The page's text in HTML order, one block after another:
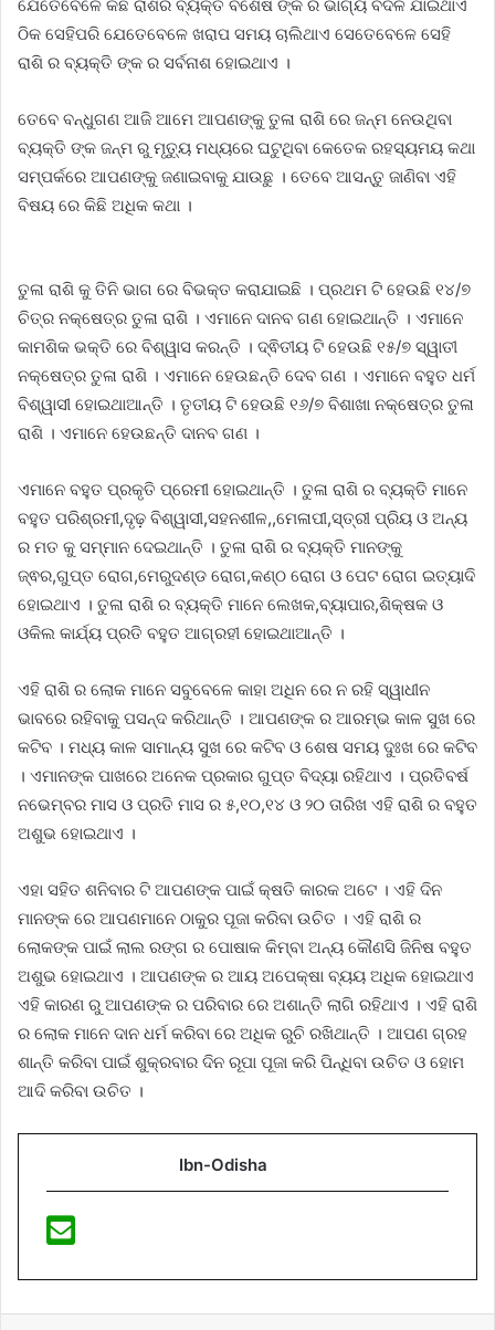
ଯେତେବେଳେ କିଛି ରାଶିର ବ୍ୟକ୍ତି ବିଶେଷ ଙ୍କ ର ଭାଗ୍ୟ ବଦଳି ଯାଇଥାଏ
ଠିକ ସେହିପରି ଯେତେବେଳେ ଖରାପ ସମୟ ଚାଲିଥାଏ ସେତେବେଳେ ସେହି
ରାଶି ର ବ୍ୟକ୍ତି ଙ୍କ ର ସର୍ବନାଶ ହୋଇଥାଏ ।
ତେବେ ବନ୍ଧୁଗଣ ଆଜି ଆମେ ଆପଣଙ୍କୁ ତୁଳା ରାଶି ରେ ଜନ୍ମ ନେଉଥିବା
ବ୍ୟକ୍ତି ଙ୍କ ଜନ୍ମ ରୁ ମୃତ୍ୟୁ ମଧ୍ୟରେ ଘଟୁଥିବା କେତେକ ରହସ୍ୟମୟ କଥା
ସମ୍ପର୍କରେ ଆପଣଙ୍କୁ ଜଣାଇବାକୁ ଯାଉଛୁ । ତେବେ ଆସନ୍ତୁ ଜାଣିବା ଏହି
ବିଷୟ ରେ କିଛି ଅଧିକ କଥା ।
ତୁଳା ରାଶି କୁ ତିନି ଭାଗ ରେ ବିଭକ୍ତ କରାଯାଇଛି । ପ୍ରଥମ ଟି ହେଉଛି ୧୪/୭
ଚିତ୍ର ନକ୍ଷେତ୍ର ତୁଳା ରାଶି । ଏମାନେ ଦାନବ ଗଣ ହୋଇଥାନ୍ତି । ଏମାନେ
କାମଶିକ ଭକ୍ତି ରେ ବିଶ୍ୱାସ କରନ୍ତି । ଦ୍ଵିତୀୟ ଟି ହେଉଛି ୧୫/୭ ସ୍ୱାତୀ
ନକ୍ଷେତ୍ର ତୁଳା ରାଶି । ଏମାନେ ହେଉଛନ୍ତି ଦେବ ଗଣ । ଏମାନେ ବହୁତ ଧର୍ମ
ବିଶ୍ୱାସୀ ହୋଇଥାଆନ୍ତି । ତୃତୀୟ ଟି ହେଉଛି ୧୬/୭ ବିଶାଖା ନକ୍ଷେତ୍ର ତୁଳା
ରାଶି । ଏମାନେ ହେଉଛନ୍ତି ଦାନବ ଗଣ ।
ଏମାନେ ବହୁତ ପ୍ରକୃତି ପ୍ରେମୀ ହୋଇଥାନ୍ତି । ତୁଳା ରାଶି ର ବ୍ୟକ୍ତି ମାନେ
ବହୁତ ପରିଶ୍ରମୀ,ଦୃଢ଼ ବିଶ୍ୱାସୀ,ସହନଶୀଳ,,ମେଳାପୀ,ସ୍ତ୍ରୀ ପ୍ରିୟ ଓ ଅନ୍ୟ
ର ମତ କୁ ସମ୍ମାନ ଦେଇଥାନ୍ତି । ତୁଳା ରାଶି ର ବ୍ୟକ୍ତି ମାନଙ୍କୁ
ଜ୍ଵର,ଗୁପ୍ତ ରୋଗ,ମେରୁଦଣ୍ଡ ରୋଗ,କଣ୍ଠ ରୋଗ ଓ ପେଟ ରୋଗ ଇତ୍ୟାଦି
ହୋଇଥାଏ । ତୁଳା ରାଶି ର ବ୍ୟକ୍ତି ମାନେ ଲେଖକ,ବ୍ୟାପାର,ଶିକ୍ଷକ ଓ
ଓକିଲ କାର୍ଯ୍ୟ ପ୍ରତି ବହୁତ ଆଗ୍ରହୀ ହୋଇଥାଆନ୍ତି ।
ଏହି ରାଶି ର ଲୋକ ମାନେ ସବୁବେଳେ କାହା ଅଧିନ ରେ ନ ରହି ସ୍ୱାଧୀନ
ଭାବରେ ରହିବାକୁ ପସନ୍ଦ କରିଥାନ୍ତି । ଆପଣଙ୍କ ର ଆରମ୍ଭ କାଳ ସୁଖ ରେ
କଟିବ । ମଧ୍ୟ କାଳ ସାମାନ୍ୟ ସୁଖ ରେ କଟିବ ଓ ଶେଷ ସମୟ ଦୁଃଖ ରେ କଟିବ
। ଏମାନଙ୍କ ପାଖରେ ଅନେକ ପ୍ରକାର ଗୁପ୍ତ ବିଦ୍ୟା ରହିଥାଏ । ପ୍ରତିବର୍ଷ
ନଭେମ୍ବର ମାସ ଓ ପ୍ରତି ମାସ ର ୫,୧୦,୧୪ ଓ ୨୦ ତାରିଖ ଏହି ରାଶି ର ବହୁତ
ଅଶୁଭ ହୋଇଥାଏ ।
ଏହା ସହିତ ଶନିବାର ଟି ଆପଣଙ୍କ ପାଇଁ କ୍ଷତି କାରକ ଅଟେ । ଏହି ଦିନ
ମାନଙ୍କ ରେ ଆପଣମାନେ ଠାକୁର ପୂଜା କରିବା ଉଚିତ । ଏହି ରାଶି ର
ଲୋକଙ୍କ ପାଇଁ ଲାଲ ରଙ୍ଗ ର ପୋଷାକ କିମ୍ବା ଅନ୍ୟ କୌଣସି ଜିନିଷ ବହୁତ
ଅଶୁଭ ହୋଇଥାଏ । ଆପଣଙ୍କ ର ଆୟ ଅପେକ୍ଷା ବ୍ୟୟ ଅଧିକ ହୋଇଥାଏ
ଏହି କାରଣ ରୁ ଆପଣଙ୍କ ର ପରିବାର ରେ ଅଶାନ୍ତି ଲାଗି ରହିଥାଏ । ଏହି ରାଶି
ର ଲୋକ ମାନେ ଦାନ ଧର୍ମ କରିବା ରେ ଅଧିକ ରୁଚି ରଖିଥାନ୍ତି । ଆପଣ ଗ୍ରହ
ଶାନ୍ତି କରିବା ପାଇଁ ଶୁକ୍ରବାର ଦିନ ରୂପା ପୂଜା କରି ପିନ୍ଧିବା ଉଚିତ ଓ ହୋମ
ଆଦି କରିବା ଉଚିତ ।
Ibn-Odisha